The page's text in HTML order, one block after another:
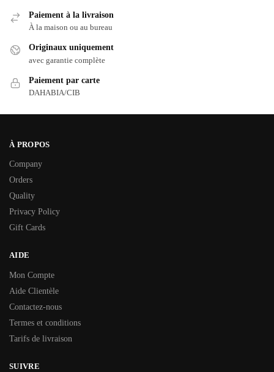
Paiement à la livraison
À la maison ou au bureau
Originaux uniquement
avec garantie complète
Paiement par carte
DAHABIA/CIB
À PROPOS
Company
Orders
Quality
Privacy Policy
Gift Cards
AIDE
Mon Compte
Aide Clientèle
Contactez-nous
Termes et conditions
Tarifs de livraison
SUIVRE